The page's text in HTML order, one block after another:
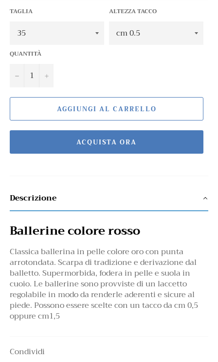
TAGLIA ALTEZZA TACCO
QUANTITÀ
− +
AGGIUNGI AL CARRELLO
ACQUISTA ORA
Descrizione
Ballerine colore rosso
Classica ballerina in pelle colore oro con punta
arrotondata. Scarpa di tradizione e derivazione dal
balletto. Supermorbida, fodera in pelle e suola in
cuoio. Le ballerine sono provviste di un laccetto
regolabile in modo da renderle aderenti e sicure al
piede. Possono essere scelte con un tacco da cm 0,5
oppure cm1,5
Condividi